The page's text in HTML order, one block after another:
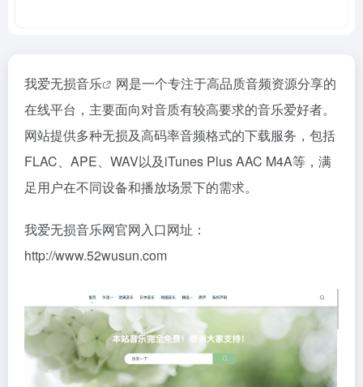
我爱无损音乐
网是一个专注于高品质音频资源分享的
在线平台，主要面向对音质有较高要求的音乐爱好者。
网站提供多种无损及高码率音频格式的下载服务，包括
FLAC、APE、WAV以及iTunes Plus AAC M4A等，满
足用户在不同设备和播放场景下的需求。
我爱无损音乐网官网入口网址：
http://www.52wusun.com